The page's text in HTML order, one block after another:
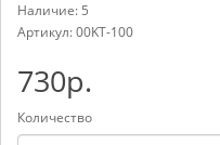
Наличие: 5
Артикул:00KT-100
730р.
Количество